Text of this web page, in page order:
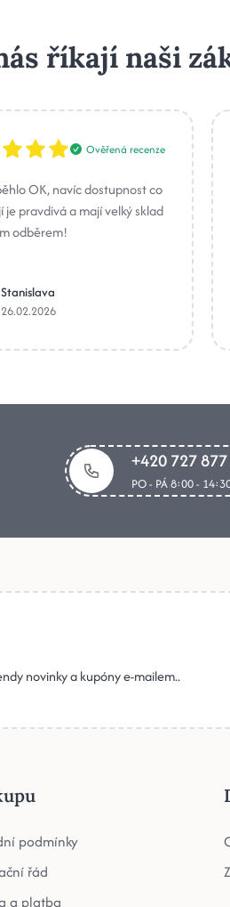
říkají naši
Ověřená recenze
OK, navíc dostupnost co
je pravdivá a mají velký sklad
odběrem!
Stanislava
26.02.2026
+420 727
PO - PÁ 8:00 -
novinky a kupóny e-mailem..
podmínky
řád
a platba